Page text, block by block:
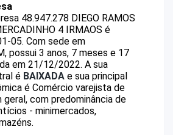
48.947.278 DIEGO RAMOS
4 IRMAOS é
05. Com sede em
possui 3 anos, 7 meses e 17
em 21/12/2022. A sua
é BAIXADA e sua principal
é Comércio varejista de
geral, com predominância de
- minimercados,